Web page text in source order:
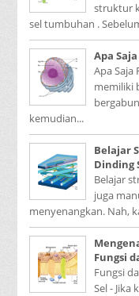
struktur
sel tumbuhan .
Apa
Apa
memiliki
kemudian...
Belajar
Dinding
Belajar
juga
menyenangkan. Nah,
Fungsi
Fungsi
Sel -